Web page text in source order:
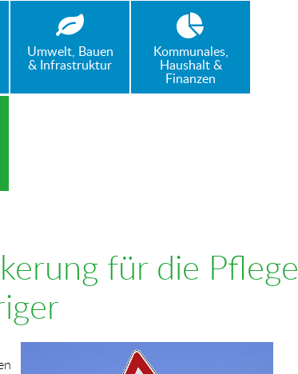
Umwelt, Bauen
& Infrastruktur
Kommunales,
Haushalt &
Finanzen
für die Pflege
Show larger version for: